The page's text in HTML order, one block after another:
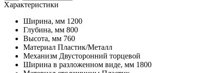
Характеристики
Ширина, мм 1200
Глубина, мм 800
Высота, мм 760
Материал Пластик/Металл
Механизм Двусторонний торцевой
Ширина в разложенном виде, мм 1800